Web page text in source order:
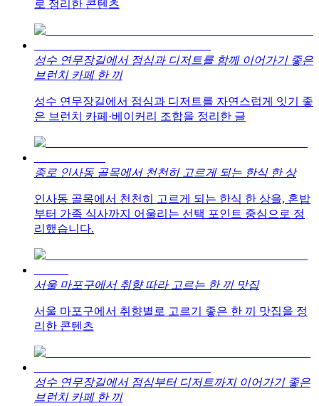
로 정리한 콘텐츠
성수 연무장길에서 점심과 디저트를 함께 이어가기 좋은
브런치 카페 한 끼
성수 연무장길에서 점심과 디저트를 자연스럽게 잇기 좋
은 브런치 카페·베이커리 조합을 정리한 글
종로 인사동 골목에서 천천히 고르게 되는 한식 한 상
인사동 골목에서 천천히 고르게 되는 한식 한 상을, 혼밥
부터 가족 식사까지 어울리는 선택 포인트 중심으로 정
리했습니다.
서울 마포구에서 취향 따라 고르는 한 끼 맛집
서울 마포구에서 취향별로 고르기 좋은 한 끼 맛집을 정
리한 콘텐츠
성수 연무장길에서 점심부터 디저트까지 이어가기 좋은
브런치 카페 한 끼